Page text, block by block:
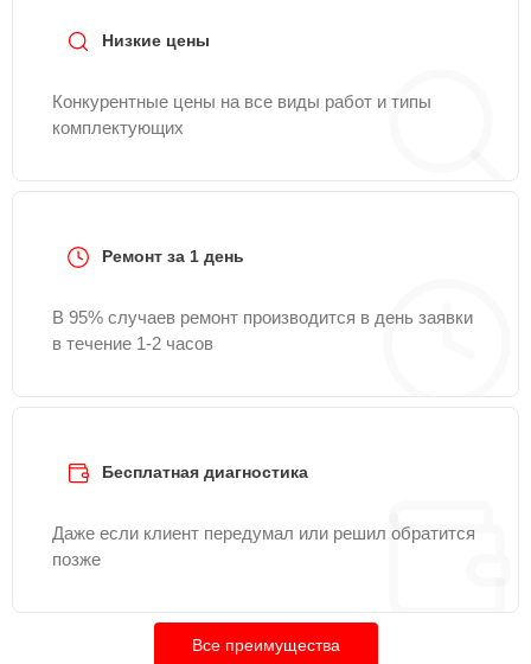
Низкие цены
Конкурентные цены на все виды работ и типы
комплектующих
Ремонт за 1 день
В 95% случаев ремонт производится в день заявки
в течение 1-2 часов
Бесплатная диагностика
Даже если клиент передумал или решил обратится
позже
Все преимущества